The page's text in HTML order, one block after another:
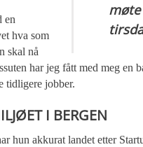
en
hva som
skal nå
har jeg fått med meg en
tidligere jobber.
I BERGEN
hun akkurat landet etter